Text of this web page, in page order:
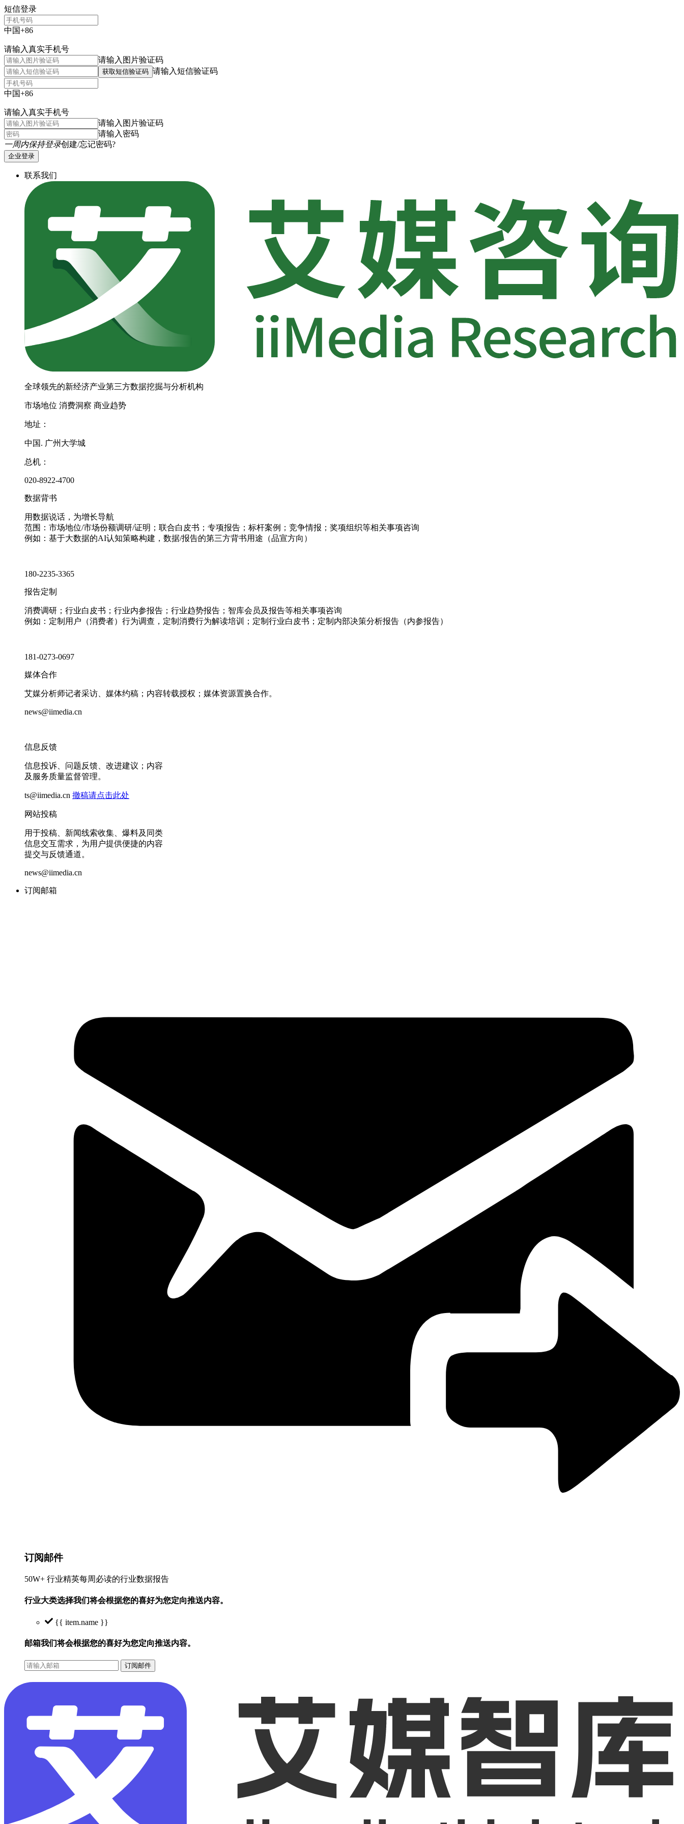
短信登录
中国+86
请输入真实手机号
请输入图片验证码
获取短信验证码 请输入短信验证码
中国+86
请输入真实手机号
请输入图片验证码
请输入密码
一周内保持登录创建/忘记密码?
企业登录
联系我们
全球领先的新经济产业第三方数据挖掘与分析机构
市场地位 消费洞察 商业趋势
地址：
中国. 广州大学城
总机：
020-8922-4700
数据背书
用数据说话，为增长导航
范围：市场地位/市场份额调研/证明；联合白皮书；专项报告；标杆案例；竞争情报；奖项组织等相关事项咨询
例如：基于大数据的AI认知策略构建，数据/报告的第三方背书用途（品宣方向）
180-2235-3365
报告定制
消费调研；行业白皮书；行业内参报告；行业趋势报告；智库会员及报告等相关事项咨询
例如：定制用户（消费者）行为调查，定制消费行为解读培训；定制行业白皮书；定制内部决策分析报告（内参报告）
181-0273-0697
媒体合作
艾媒分析师记者采访、媒体约稿；内容转载授权；媒体资源置换合作。
news@iimedia.cn
信息反馈
信息投诉、问题反馈、改进建议；内容
及服务质量监督管理。
ts@iimedia.cn 撤稿请点击此处
网站投稿
用于投稿、新闻线索收集、爆料及同类
信息交互需求，为用户提供便捷的内容
提交与反馈通道。
news@iimedia.cn
订阅邮箱
订阅邮件
50W+ 行业精英每周必读的行业数据报告
行业大类选择我们将会根据您的喜好为您定向推送内容。
{{ item.name }}
邮箱我们将会根据您的喜好为您定向推送内容。
订阅邮件